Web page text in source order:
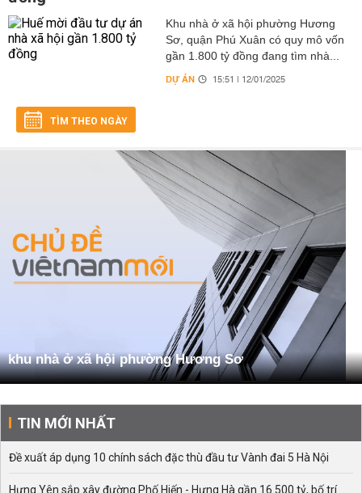
Khu nhà ở xã hội phường Hương
Sơ, quận Phú Xuân có quy mô vốn
gần 1.800 tỷ đồng đang tìm nhà...
DỰ ÁN 15:51 | 12/01/2025
TÌM THEO NGÀY
khu nhà ở xã hội phường Hương Sơ
TIN MỚI NHẤT
Đề xuất áp dụng 10 chính sách đặc thù đầu tư Vành đai 5 Hà Nội
Hưng Yên sắp xây đường Phố Hiến - Hưng Hà gần 16.500 tỷ, bố trí